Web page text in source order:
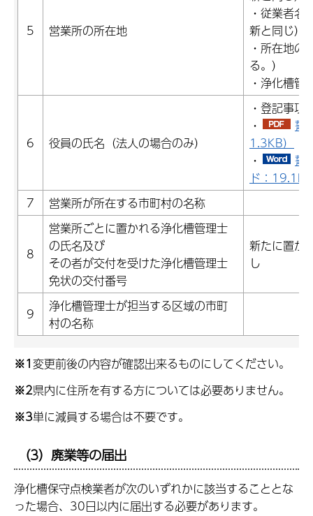
5 営業所の所在地
・従業者
新と同じ）
・所在地の
る。）
・浄化槽管
6 役員の氏名（法人の場合のみ）
・登記事項
・
誓
1.3KB）
・
誓
ド：
7
営業所が所在する市町村の名称
8
営業所ごとに置かれる浄化槽管理士
の氏名及び
その者が交付を受けた浄化槽管理士
免状の交付番号
新たに置か
し
9
浄化槽管理士が担当する区域の市町
村の名称
※1変更前後の内容が確認出来るものにしてください。
※2県内に住所を有する方については必要ありません。
※3単に減員する場合は不要です。
（3）廃業等の届出
浄化槽保守点検業者が次のいずれかに該当することとな
った場合、30日以内に届出する必要があります。